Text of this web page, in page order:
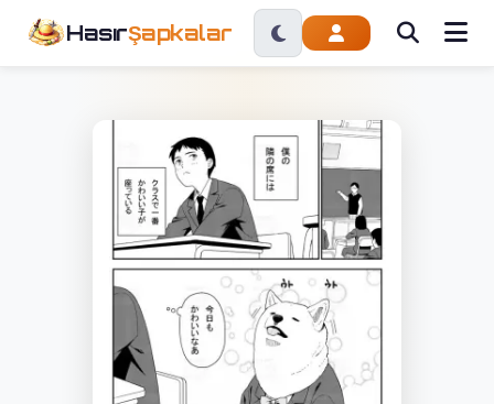
HasırŞapkalar